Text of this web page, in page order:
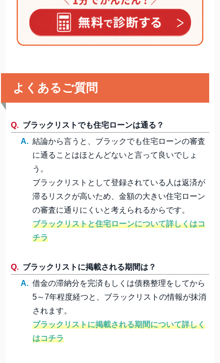
よくあるご質問
ブラックリストでも住宅ローンは通る？
結論から言うと、ブラックでも住宅ローンの審査
に通ることはほとんどないと言って良いでしょ
う。
ブラックリストとして登録されている人は返済が
滞るリスクが高いため、金額の大きい住宅ローン
の審査に通りにくいと考えられるからです。
ブラックリストと住宅ローンについて詳しくはコ
チラ
ブラックリストに掲載される期間は？
借金の滞納分を完済もしくは債務整理をしてから
5～7年程度経つと、ブラックリストの情報が抹消
されます。
ブラックリストに掲載される期間について詳しく
はコチラ